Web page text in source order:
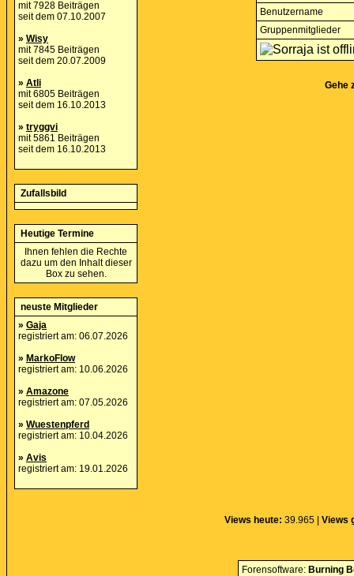
mit 7928 Beiträgen
seit dem 07.10.2007
» Wisy
mit 7845 Beiträgen
seit dem 20.07.2009
» Atli
mit 6805 Beiträgen
seit dem 16.10.2013
» tryggvi
mit 5861 Beiträgen
seit dem 16.10.2013
Zufallsbild
Heutige Termine
Ihnen fehlen die Rechte
dazu um den Inhalt dieser
Box zu sehen.
neuste Mitglieder
» Gaja
registriert am: 06.07.2026
» MarkoFlow
registriert am: 10.06.2026
» Amazone
registriert am: 07.05.2026
» Wuestenpferd
registriert am: 10.04.2026
» Avis
registriert am: 19.01.2026
Benutzername
Gruppenmitglieder
Gehe
Views heute: 39.965 | Views
Forensoftware: Burning